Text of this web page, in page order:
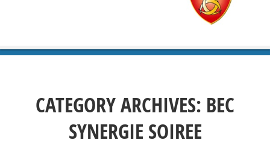
CATEGORY ARCHIVES: BEC
SYNERGIE SOIREE